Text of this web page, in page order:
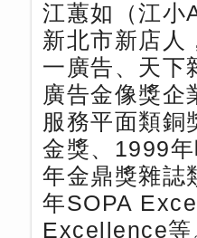
江蕙如（江小
新北市新店人
一廣告、天下
廣告金像獎企
服務平面類銅
金獎、1999
年金鼎獎雜誌
年SOPA
Excellence等